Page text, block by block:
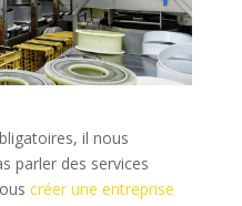
il nous
parler des services
créer une entreprise